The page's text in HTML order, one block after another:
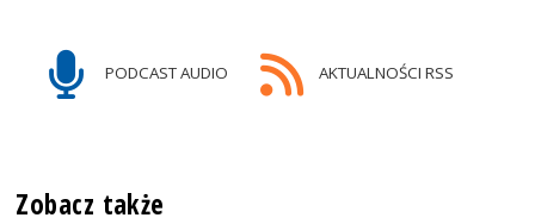
PODCAST AUDIO AKTUALNOŚCI RSS
Zobacz także